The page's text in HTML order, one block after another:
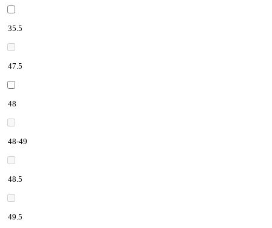
35.5
47.5
48
48-49
48.5
49.5